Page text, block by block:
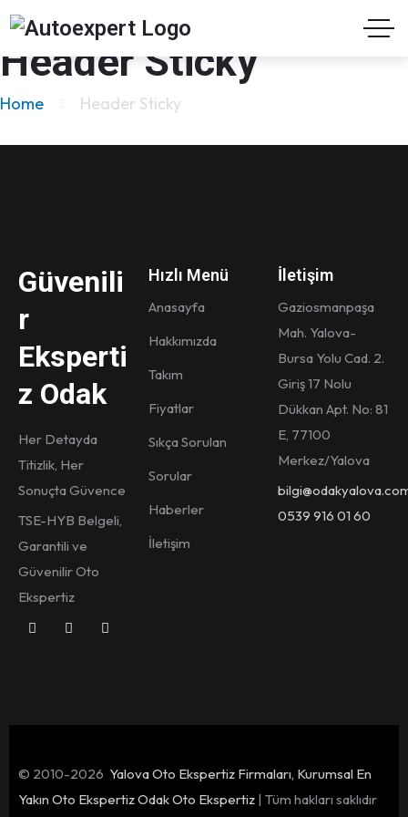
Header Sticky
Home Header Sticky
Güvenili
r
Eksperti
z Odak
Her Detayda
Titizlik, Her
Sonuçta Güvence
TSE-HYB Belgeli,
Garantili ve
Güvenilir Oto
Ekspertiz
Hızlı Menü
Anasayfa
Hakkımızda
Takım
Fiyatlar
Sıkça Sorulan
Sorular
Haberler
İletişim
İletişim
Gaziosmanpaşa
Mah. Yalova-
Bursa Yolu Cad. 2.
Giriş 17 Nolu
Dükkan Apt. No: 81
E, 77100
Merkez/Yalova
0539 916 01 60
© 2010-2026 Yalova Oto Ekspertiz Firmaları, Kurumsal En
Yakın Oto Ekspertiz Odak Oto Ekspertiz | Tüm hakları saklıdır